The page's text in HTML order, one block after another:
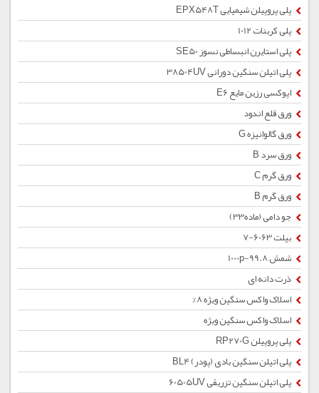
پلی پروپیلن شیمیایی EPX548T
پلی کربنات 1012
پلی استایرن انبساطی نسوز SE50
پلی اتیلن سنگین دورانی 38504UV
اپوکسی رزین مایع E6
ورق قلع اندود
ورق گالوانیزه G
ورق سرد B
ورق گرم C
ورق گرم B
جو دامی (ماده33)
بیلت 6063-7
شمش 1000p-99.8
ذرت دانه ای
اسلاک واکس سنگین ویژه 8%
اسلاک واکس سنگین ویژه
پلی پروپیلن RP270G
پلی اتیلن سنگین بادی (پودر) BL4
پلی اتیلن سنگین تزریقی 60505UV